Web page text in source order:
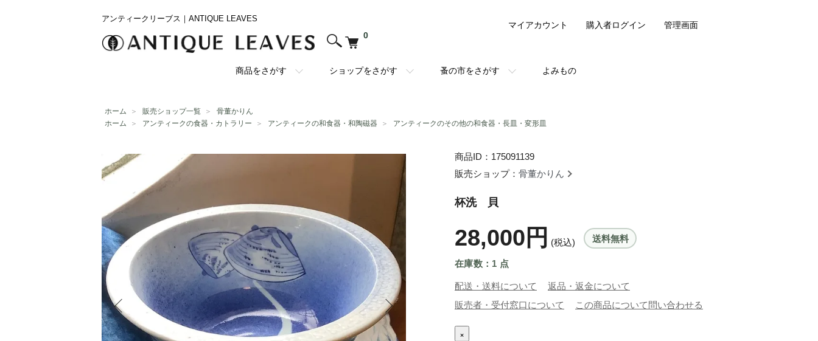
アンティークリーブス｜ANTIQUE LEAVES
0
商品をさがす ショップをさがす 蚤の市をさがす よみもの
マイアカウント 購入者ログイン 管理画面
ホーム ＞ 販売ショップ一覧 ＞
骨董かりん
ホーム
＞ アンティークの食器・カトラリー ＞ アンティークの和食器・和陶磁器 ＞ アンティークのその他の和食器・長皿・変形皿
商品ID：175091139
販売ショップ： 骨董かりん
杯洗 貝
28,000円 (税込) 送料無料
在庫数：1 点
配送・送料について
返品・返金について
販売者・受付窓口について
この商品について問い合わせる
×